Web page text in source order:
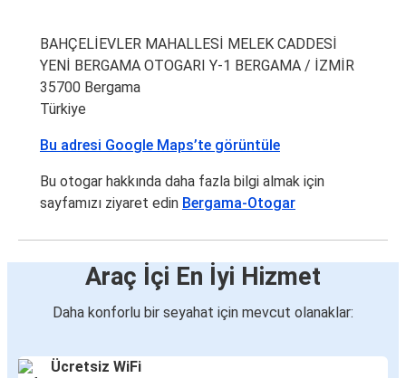
BAHÇELİEVLER MAHALLESİ MELEK CADDESİ
YENİ BERGAMA OTOGARI Y-1 BERGAMA / İZMİR
35700 Bergama
Türkiye
Bu adresi Google Maps’te görüntüle
Bu otogar hakkında daha fazla bilgi almak için
sayfamızı ziyaret edin Bergama-Otogar
Araç İçi En İyi Hizmet
Daha konforlu bir seyahat için mevcut olanaklar:
Ücretsiz WiFi